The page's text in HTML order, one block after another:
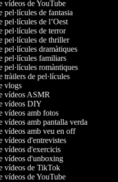
vídeos de YouTube
pel·lícules de fantasia
pel·lícules de l’Oest
pel·lícules de terror
pel·lícules de thriller
pel·lícules dramàtiques
pel·lícules familiars
pel·lícules romàntiques
tràilers de pel·lícules
vlogs
vídeos ASMR
vídeos DIY
vídeos amb fotos
vídeos amb pantalla verda
vídeos amb veu en off
vídeos d'entrevistes
vídeos d'exercicis
vídeos d'unboxing
vídeos de TikTok
vídeos de YouTube